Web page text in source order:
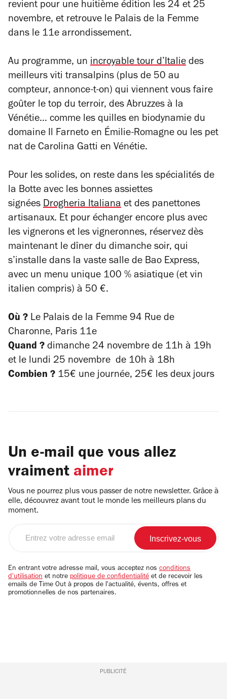
revient pour une huitième édition les 24 et 25
novembre, et retrouve le Palais de la Femme
dans le 11e arrondissement.
Au programme, un incroyable tour d’Italie des
meilleurs viti transalpins (plus de 50 au
compteur, annonce-t-on) qui viennent vous faire
goûter le top du terroir, des Abruzzes à la
Vénétie… comme les quilles en biodynamie du
domaine Il Farneto en Émilie-Romagne ou les pet
nat de Carolina Gatti en Vénétie.
Pour les solides, on reste dans les spécialités de
la Botte avec les bonnes assiettes
signées Drogheria Italiana et des panettones
artisanaux. Et pour échanger encore plus avec
les vignerons et les vigneronnes, réservez dès
maintenant le dîner du dimanche soir, qui
s’installe dans la vaste salle de Bao Express,
avec un menu unique 100 % asiatique (et vin
italien compris) à 50 €.
Où ? Le Palais de la Femme 94 Rue de
Charonne, Paris 11e
Quand ? dimanche 24 novembre de 11h à 19h
et le lundi 25 novembre de 10h à 18h
Combien ? 15€ une journée, 25€ les deux jours
Un e-mail que vous allez
vraiment aimer
Vous ne pourrez plus vous passer de notre newsletter. Grâce à
elle, découvrez avant tout le monde les meilleurs plans du
moment.
email
En entrant votre adresse mail, vous acceptez nos conditions
d'utilisation et notre politique de confidentialité et de recevoir les
emails de Time Out à propos de l'actualité, évents, offres et
promotionnelles de nos partenaires.
PUBLICITÉ